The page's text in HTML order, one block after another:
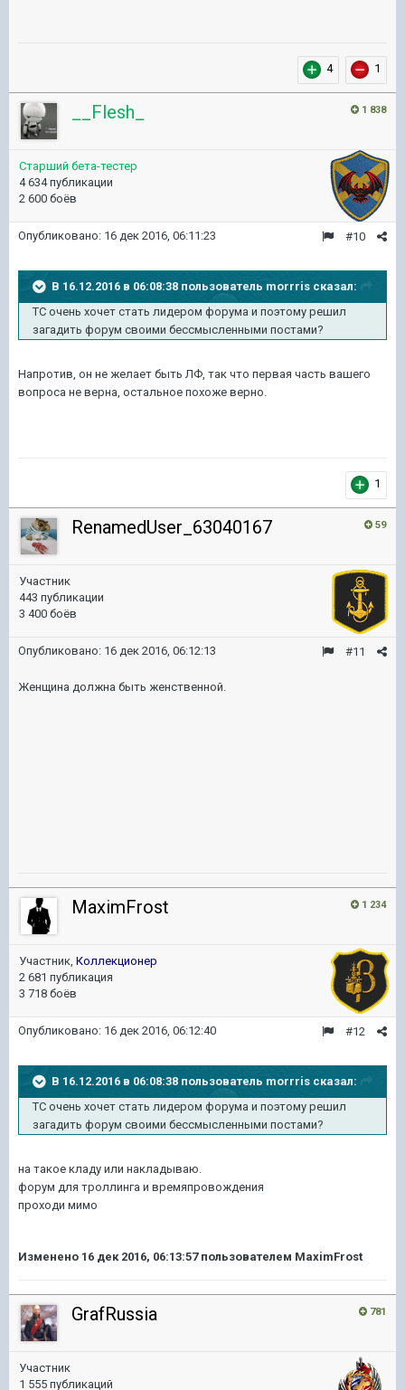
4 1
1 838
__Flesh_
Старший бета-тестер
4 634 публикации
2 600 боёв
#10
Опубликовано: 16 дек 2016, 06:11:23
В 16.12.2016 в 06:08:38 пользователь morrris сказал:
ТС очень хочет стать лидером форума и поэтому решил
загадить форум своими бессмысленными постами?
Напротив, он не желает быть ЛФ, так что первая часть вашего
вопроса не верна, остальное похоже верно.
1
59
RenamedUser_63040167
Участник
443 публикации
3 400 боёв
#11
Опубликовано: 16 дек 2016, 06:12:13
Женщина должна быть женственной.
1 234
MaximFrost
Участник, Коллекционер
2 681 публикация
3 718 боёв
#12
Опубликовано: 16 дек 2016, 06:12:40
В 16.12.2016 в 06:08:38 пользователь morrris сказал:
ТС очень хочет стать лидером форума и поэтому решил
загадить форум своими бессмысленными постами?
на такое кладу или накладываю.
форум для троллинга и времяпровождения
проходи мимо
Изменено 16 дек 2016, 06:13:57пользователем MaximFrost
781
GrafRussia
Участник
1 555 публикаций